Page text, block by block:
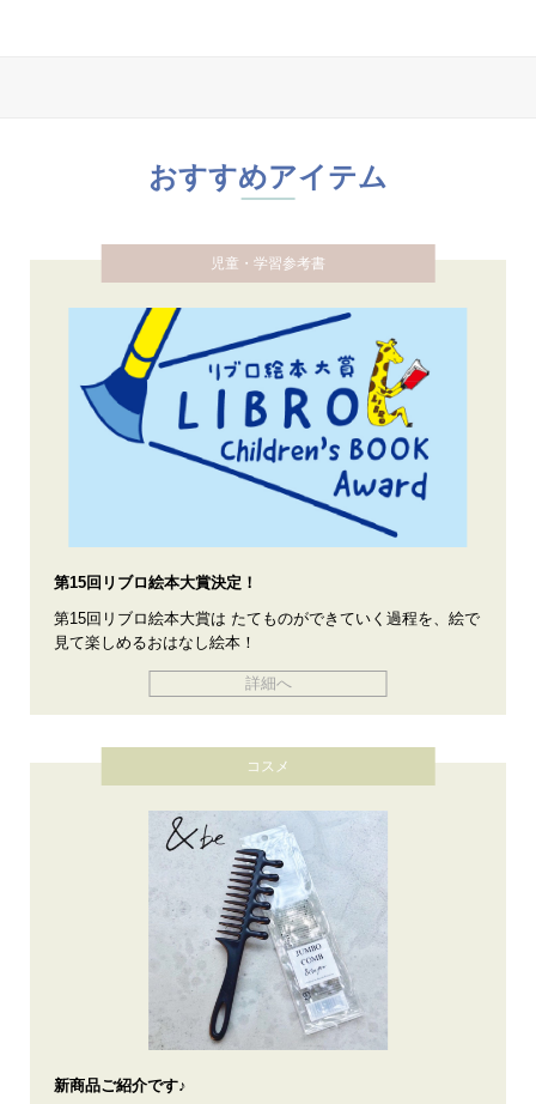
おすすめアイテム
児童・学習参考書
第15回リブロ絵本大賞決定！
第15回リブロ絵本大賞は たてものができていく過程を、絵で
見て楽しめるおはなし絵本！
詳細へ
コスメ
新商品ご紹介です♪